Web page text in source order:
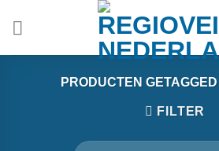
PRODUCTEN
FILTER